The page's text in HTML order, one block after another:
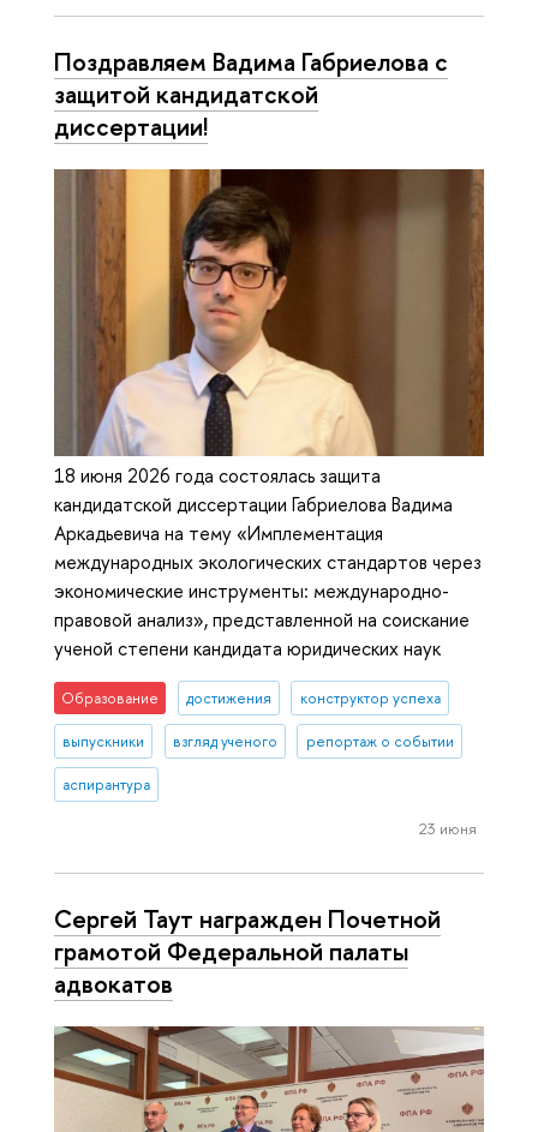
Поздравляем Вадима Габриелова с
защитой кандидатской
диссертации!
18 июня 2026 года состоялась защита
кандидатской диссертации Габриелова Вадима
Аркадьевича на тему «Имплементация
международных экологических стандартов через
экономические инструменты: международно-
правовой анализ», представленной на соискание
ученой степени кандидата юридических наук
Образование достижения конструктор успеха
выпускники взгляд ученого репортаж о событии
аспирантура
23 июня
Сергей Таут награжден Почетной
грамотой Федеральной палаты
адвокатов